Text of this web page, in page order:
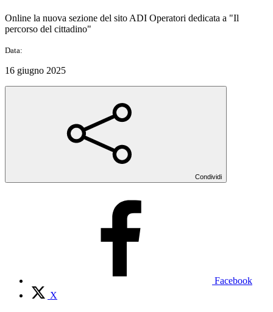
Online la nuova sezione del sito ADI Operatori dedicata a "Il
percorso del cittadino"
Data:
16 giugno 2025
Condividi
Facebook
X